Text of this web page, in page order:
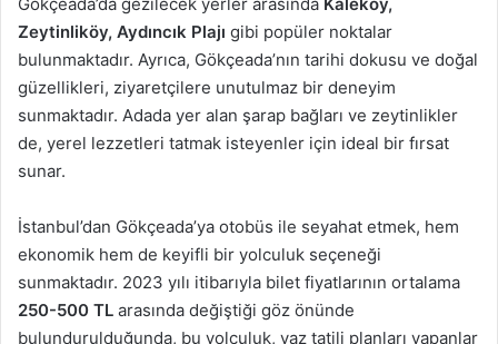
Zeytinliköy, Aydıncık Plajı gibi popüler noktalar
bulunmaktadır. Ayrıca, Gökçeada’nın tarihi dokusu ve doğal
güzellikleri, ziyaretçilere unutulmaz bir deneyim
sunmaktadır. Adada yer alan şarap bağları ve zeytinlikler
de, yerel lezzetleri tatmak isteyenler için ideal bir fırsat
sunar.
İstanbul’dan Gökçeada’ya otobüs ile seyahat etmek, hem
ekonomik hem de keyifli bir yolculuk seçeneği
sunmaktadır. 2023 yılı itibarıyla bilet fiyatlarının ortalama
250-500 TL arasında değiştiği göz önünde
bulundurulduğunda, bu yolculuk, yaz tatili planları yapanlar